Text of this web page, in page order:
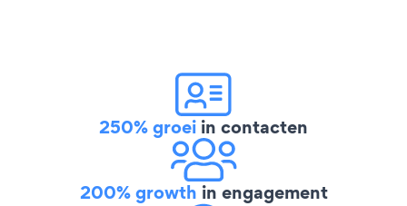
250% groei in contacten
200% growth in engagement